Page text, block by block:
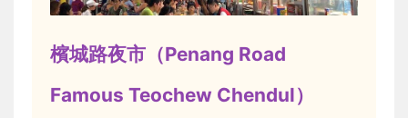
檳城路夜市（Penang Road
Famous Teochew Chendul）